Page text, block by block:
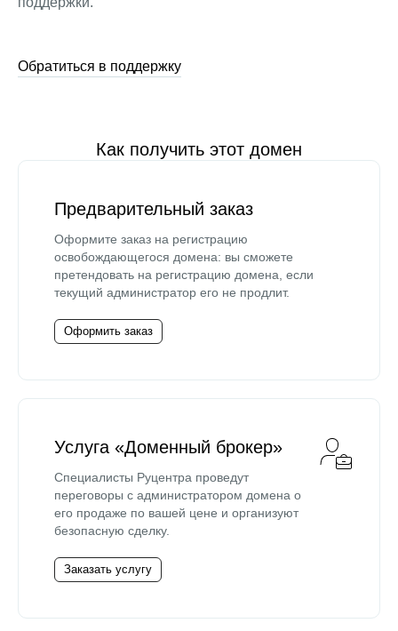
Обратиться в поддержку
Как получить этот домен
Предварительный заказ
Оформите заказ на регистрацию
освобождающегося домена: вы сможете
претендовать на регистрацию домена, если
текущий администратор его не продлит.
Оформить заказ
Услуга «Доменный брокер»
Специалисты Руцентра проведут
переговоры с администратором домена о
его продаже по вашей цене и организуют
безопасную сделку.
Заказать услугу